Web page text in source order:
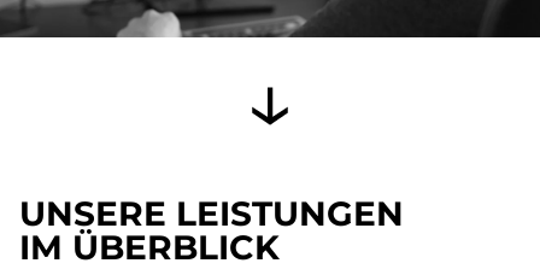
UNSERE LEISTUNGEN
IM ÜBERBLICK